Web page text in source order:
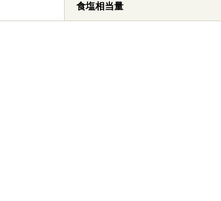
食塩相当量